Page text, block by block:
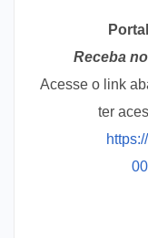
Receba
Acesse o link
ter